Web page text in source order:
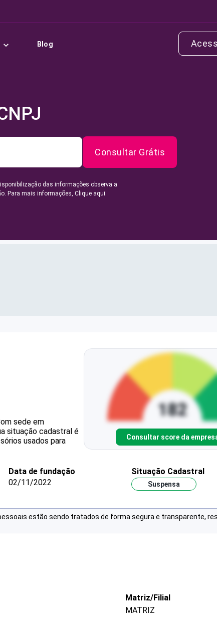
Blog
Consultar Grátis
das informações observa a
Para mais informações, Clique aqui.
sede em
situação cadastral é
usados para
Consultar score da
Data de fundação
02/11/2022
Situação Cadastral
Suspensa
estão sendo tratados de forma segura e transparente,
Matriz/Filial
MATRIZ